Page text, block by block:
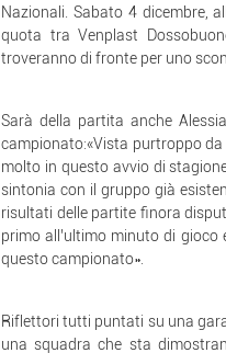
Nazionali. Sabato 4 dicembre,
quota tra Venplast
troveranno di fronte per uno
Sarà della partita anche
campionato:«Vista purtroppo
molto in questo avvio di
sintonia con il gruppo già
risultati delle partite finora
primo all’ultimo minuto di gioco
questo campionato».
Riflettori tutti puntati su una
una squadra che sta